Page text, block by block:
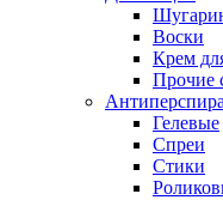
Воски
Крем
Прочие
Гелевые
Спреи
Стики